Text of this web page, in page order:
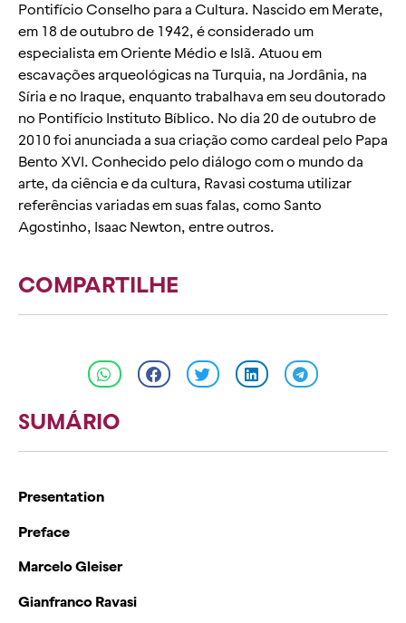
Pontifício Conselho para a Cultura. Nascido em Merate,
em 18 de outubro de 1942, é considerado um
especialista em Oriente Médio e Islã. Atuou em
escavações arqueológicas na Turquia, na Jordânia, na
Síria e no Iraque, enquanto trabalhava em seu doutorado
no Pontifício Instituto Bíblico. No dia 20 de outubro de
2010 foi anunciada a sua criação como cardeal pelo Papa
Bento XVI. Conhecido pelo diálogo com o mundo da
arte, da ciência e da cultura, Ravasi costuma utilizar
referências variadas em suas falas, como Santo
Agostinho, Isaac Newton, entre outros.
COMPARTILHE
SUMÁRIO
Presentation
Preface
Marcelo Gleiser
Gianfranco Ravasi